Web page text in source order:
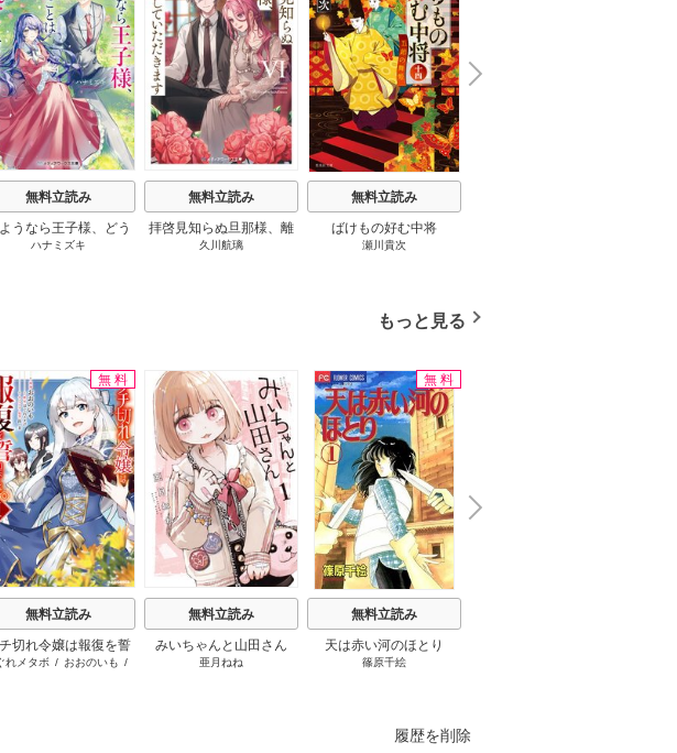
無料立読み
うなら王子様、どう
私のことは忘れてくだ
ハナミズキ
無料立読み
拝啓見知らぬ旦那様、離
婚していただきます
久川航璃
無料立読み
ばけもの好む中将
瀬川貴次
N
e
x
t
もっと見る
無料
無料立読み
切れ令嬢は報復を誓
いました。
れメタボ / おおのいも /
無料立読み
みいちゃんと山田さん
亜月ねね
無料
無料立読み
天は赤い河のほとり
篠原千絵
N
e
x
t
履歴を削除